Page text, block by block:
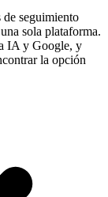
seguimiento
sola plataforma.
IA y Google, y
la opción